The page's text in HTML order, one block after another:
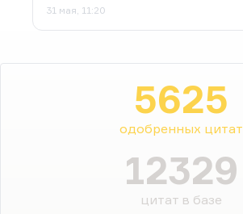
31 мая, 11:20
5625
одобренных цитат
12329
цитат в базе